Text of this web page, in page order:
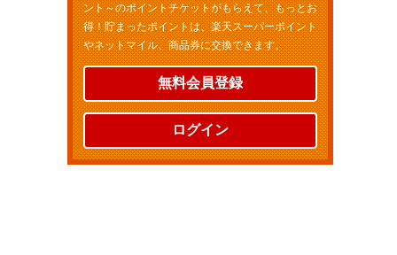
ント～のポイントチケットがもらえて、もっとお
得！貯まったポイントは、楽天スーパーポイント
やネットマイル、商品券に交換できます。
無料会員登録
ログイン